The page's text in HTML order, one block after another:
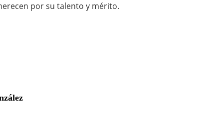
por su talento y mérito.